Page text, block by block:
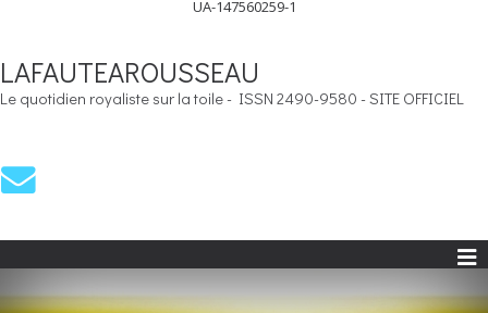
UA-147560259-1
LAFAUTEAROUSSEAU
Le quotidien royaliste sur la toile - ISSN 2490-9580 - SITE OFFICIEL